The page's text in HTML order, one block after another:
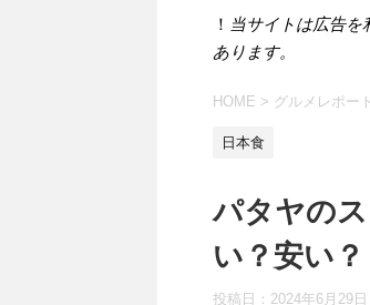
！ 当サイトは広告
あります。
HOME > グルメレポート
日本食
パタヤの
い？安い？
投稿日： 2024年6月29日